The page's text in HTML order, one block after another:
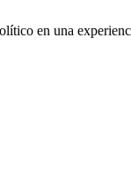
en una